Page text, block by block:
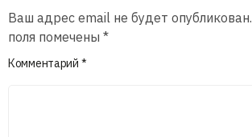
Ваш адрес email не будет опубликован.
поля помечены *
Комментарий *